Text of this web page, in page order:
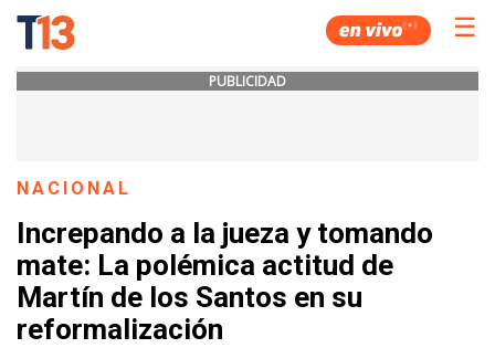
☰
PUBLICIDAD
NACIONAL
Increpando a la jueza y tomando
mate: La polémica actitud de
Martín de los Santos en su
reformalización